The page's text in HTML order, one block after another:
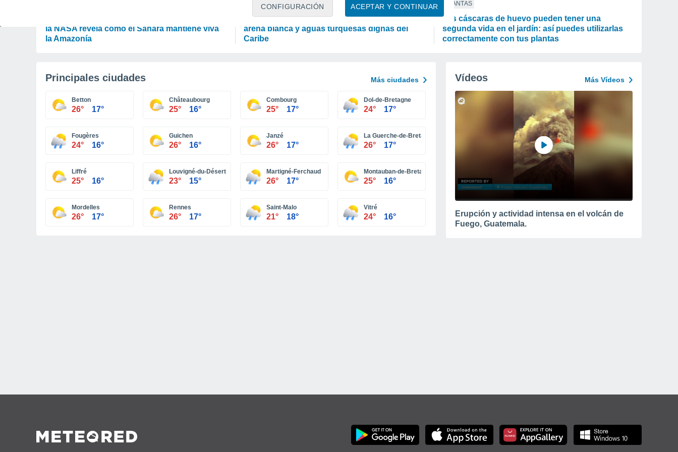
ACEPTAR Y CONTINUAR
CONFIGURACIÓN
la NASA revela cómo el Sáhara mantiene viva
la Amazonía
OCIO
El Japón secreto que no te imaginas: playas de
arena blanca y aguas turquesas dignas del
Caribe
PLANTAS
Las cáscaras de huevo pueden tener una
segunda vida en el jardín: así puedes utilizarlas
correctamente con tus plantas
Principales ciudades Más ciudades
Betton
26° 17°
Châteaubourg
25° 16°
Combourg
25° 17°
Dol-de-Bretagne
24° 17°
Fougères
24° 16°
Guichen
26° 16°
Janzé
26° 17°
La Guerche-de-Bretagne
26° 17°
Liffré
25° 16°
Louvigné-du-Désert
23° 15°
Martigné-Ferchaud
26° 17°
Montauban-de-Bretagne
25° 16°
Mordelles
26° 17°
Rennes
26° 17°
Saint-Malo
21° 18°
Vitré
24° 16°
Vídeos Más Vídeos
Erupción y actividad intensa en el volcán de
Fuego, Guatemala.